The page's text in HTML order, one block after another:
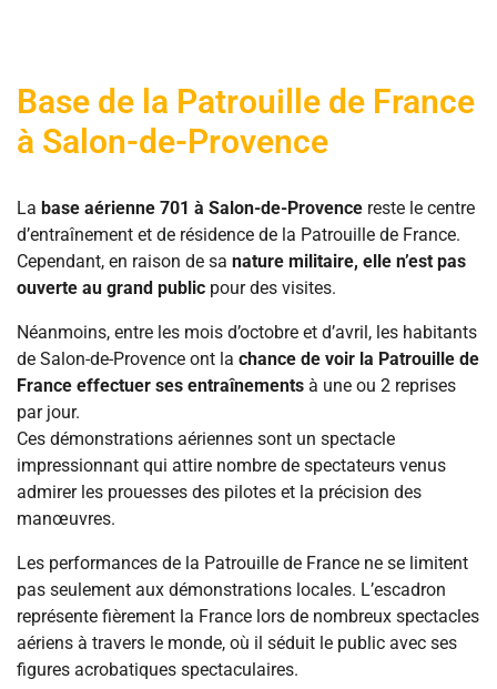
Base de la Patrouille de France
à Salon-de-Provence
La base aérienne 701 à Salon-de-Provence reste le centre
d’entraînement et de résidence de la Patrouille de France.
Cependant, en raison de sa nature militaire, elle n’est pas
ouverte au grand public pour des visites.
Néanmoins, entre les mois d’octobre et d’avril, les habitants
de Salon-de-Provence ont la chance de voir la Patrouille de
France effectuer ses entraînements à une ou 2 reprises
par jour.
Ces démonstrations aériennes sont un spectacle
impressionnant qui attire nombre de spectateurs venus
admirer les prouesses des pilotes et la précision des
manœuvres.
Les performances de la Patrouille de France ne se limitent
pas seulement aux démonstrations locales. L’escadron
représente fièrement la France lors de nombreux spectacles
aériens à travers le monde, où il séduit le public avec ses
figures acrobatiques spectaculaires.